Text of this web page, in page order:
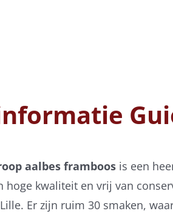
aalbes framboos is een
hoge kwaliteit en vrij van
Er zijn ruim 30 smaken,